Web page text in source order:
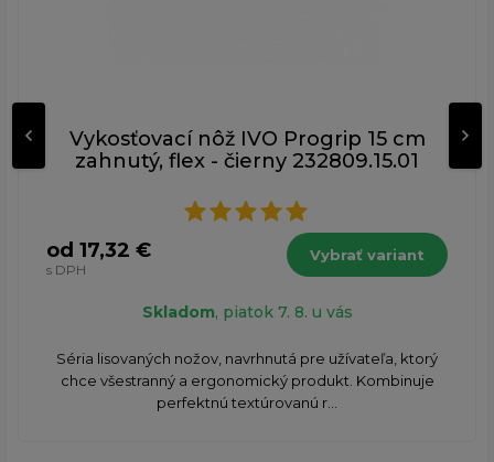
Vykosťovací nôž IVO Progrip 15 cm
zahnutý, flex - čierny 232809.15.01
od 17,32 €
s DPH
Vybrať variant
Skladom, piatok 7. 8. u vás
Séria lisovaných nožov, navrhnutá pre užívateľa, ktorý
chce všestranný a ergonomický produkt. Kombinuje
perfektnú textúrovanú r...